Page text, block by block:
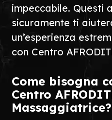
impeccabile. Questi
sicuramente ti
un’esperienza
con Centro
Come bisogna
Centro
Massaggiatrice?